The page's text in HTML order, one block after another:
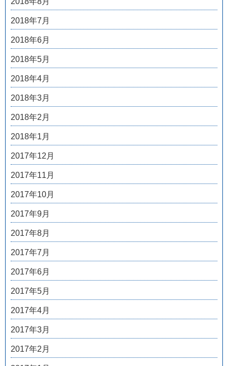
2018年7月
2018年6月
2018年5月
2018年4月
2018年3月
2018年2月
2018年1月
2017年12月
2017年11月
2017年10月
2017年9月
2017年8月
2017年7月
2017年6月
2017年5月
2017年4月
2017年3月
2017年2月